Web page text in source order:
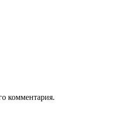
комментария.